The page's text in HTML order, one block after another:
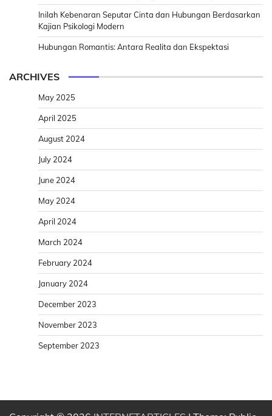
Inilah Kebenaran Seputar Cinta dan Hubungan Berdasarkan
Kajian Psikologi Modern
Hubungan Romantis: Antara Realita dan Ekspektasi
ARCHIVES
May 2025
April 2025
August 2024
July 2024
June 2024
May 2024
April 2024
March 2024
February 2024
January 2024
December 2023
November 2023
September 2023